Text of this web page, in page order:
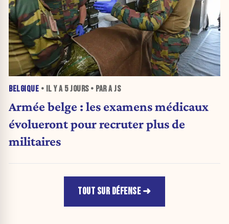
BELGIQUE • IL Y A 5 JOURS• PAR A JS
Armée belge : les examens médicaux
évolueront pour recruter plus de
militaires
TOUT SUR DÉFENSE